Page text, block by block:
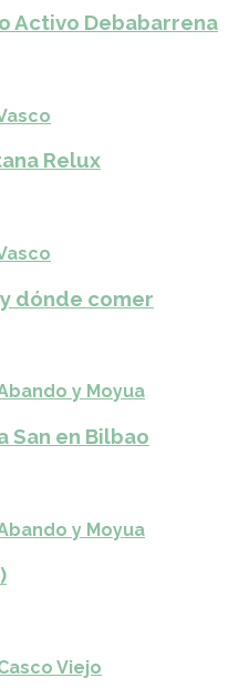
Activo Debabarrena
Relux
dónde comer
y Moyua
San en Bilbao
y Moyua
Viejo